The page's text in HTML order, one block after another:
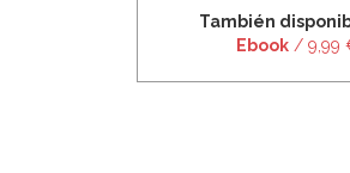
También
Ebook / 9,99